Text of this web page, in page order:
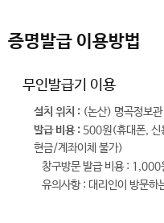
증명발급 이용방법
무인발급기 이용
설치 위치 : (논산) 명곡정보
발급 비용 :500원(휴대폰, 신
현금/계좌이체 불가)
창구방문 발급 비용 : 1,000
유의사항 : 대리인이 방문하